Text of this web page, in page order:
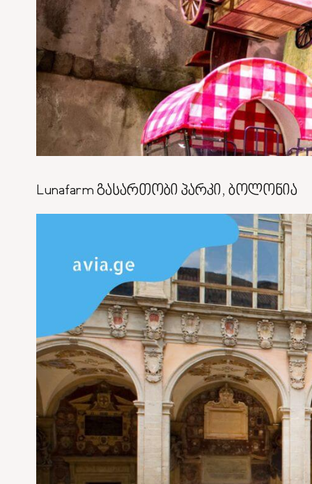
Lunafarm გასართობი პარკი, ბოლონია